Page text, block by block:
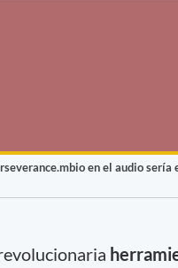
en el audio sería